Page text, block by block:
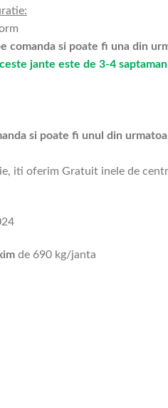
comanda si poate fi una din
jante este de 3-4
si poate fi unul din
iti oferim Gratuit inele de
de 690 kg/janta